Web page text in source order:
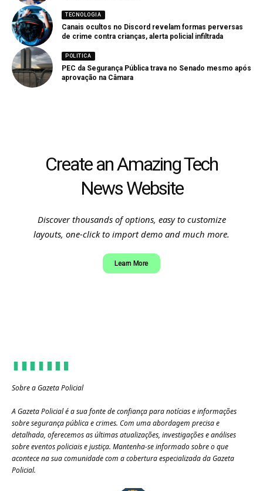
TECNOLOGIA
Canais ocultos no Discord revelam formas perversas
de crime contra crianças, alerta policial infiltrada
POLITICA
PEC da Segurança Pública trava no Senado mesmo após
aprovação na Câmara
Create an Amazing Tech
News Website
Discover thousands of options, easy to customize
layouts, one-click to import demo and much more.
Learn More
Sobre a Gazeta Policial
A Gazeta Policial é a sua fonte de confiança para notícias e informações
sobre segurança pública e crimes. Com uma abordagem precisa e
detalhada, oferecemos as últimas atualizações, investigações e análises
sobre eventos policiais e justiça. Mantenha-se informado sobre o que
acontece na sua comunidade com a cobertura especializada da Gazeta
Policial.